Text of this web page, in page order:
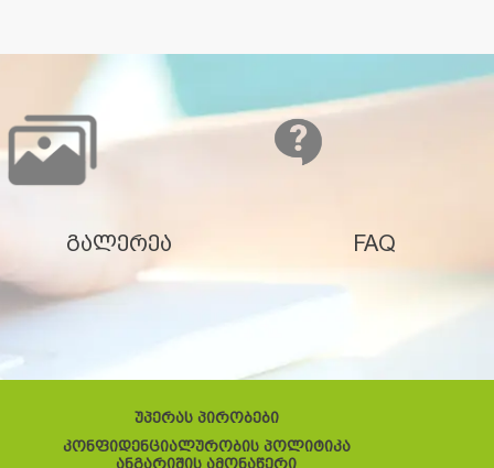
გალერეა FAQ
უპერას პირობები
კონფიდენციალურობის პოლიტიკა
ანგარიშის ამონაწერი